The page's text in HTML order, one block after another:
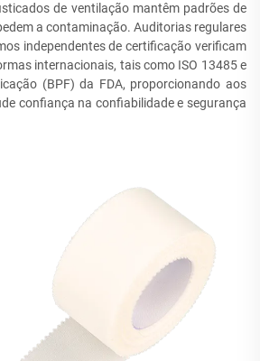
de ventilação mantêm padrões de
a contaminação. Auditorias regulares
independentes de certificação verificam
internacionais, tais como ISO 13485 e
(BPF) da FDA, proporcionando aos
confiança na confiabilidade e segurança